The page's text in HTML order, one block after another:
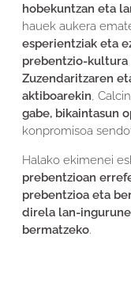
hobekuntzan eta
hauek aukera
esperientziak eta
prebentzio-kultura
Zuzendaritzaren
aktiboarekin,
gabe, bikaintasun
konpromisoa
Halako ekimenei
prebentzioan
prebentzioa eta
direla lan-
bermatzeko.